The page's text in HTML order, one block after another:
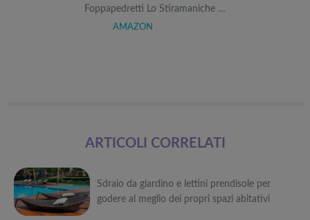
Foppapedretti Lo Stiramaniche …
AMAZON
ARTICOLI CORRELATI
Sdraio da giardino e lettini prendisole per
godere al meglio dei propri spazi abitativi